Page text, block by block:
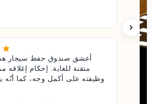
أعشق صندوق حفظ سيجار
متقنة للغاية. إحكام إغلاقه
وظيفته على أكمل وجه، كما أنّه